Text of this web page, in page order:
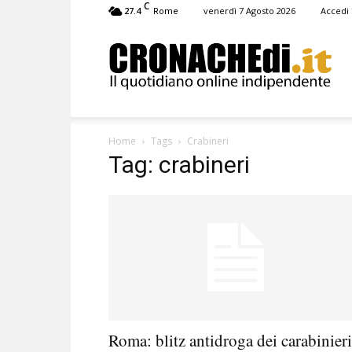
27.4 C Rome venerdì 7 Agosto 2026 Accedi
Home Tags Crabineri
Tag: crabineri
Roma: blitz antidroga dei